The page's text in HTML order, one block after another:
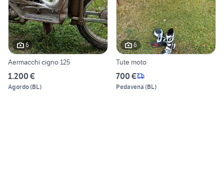
6
Aermacchi cigno 125
1.200 €
Agordo(BL)
6
Tute moto
700 €
Pedavena (BL)